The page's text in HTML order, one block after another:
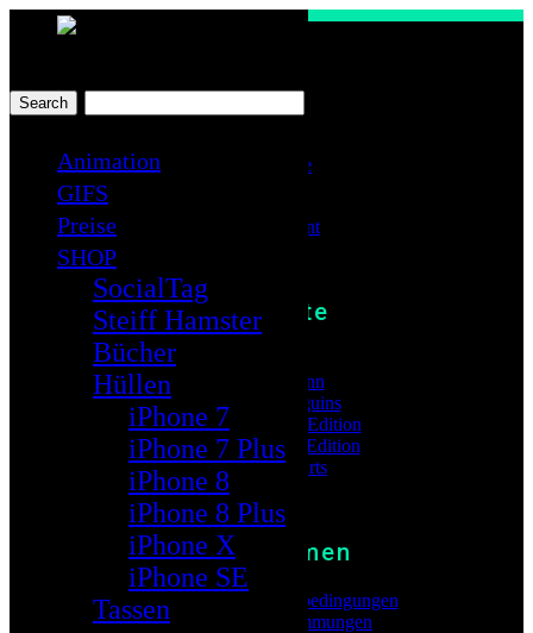
Animation
GIFS
Preise
SHOP
SocialTag
Steiff Hamster
Bücher
Hüllen
iPhone 7
iPhone 7 Plus
iPhone 8
iPhone 8 Plus
iPhone X
iPhone SE
Tassen
Shop
Wunschliste
Mein Account
Zeitleiste
#6 Ampelmann
#13 Crazy Pinguins
#48 CP -Summer Edition
#52 CP -German Edition
#77 LoveHearts
Unternehmen
Allgemeine Geschäftsbedingungen
Datenschutz-Bestimmungen